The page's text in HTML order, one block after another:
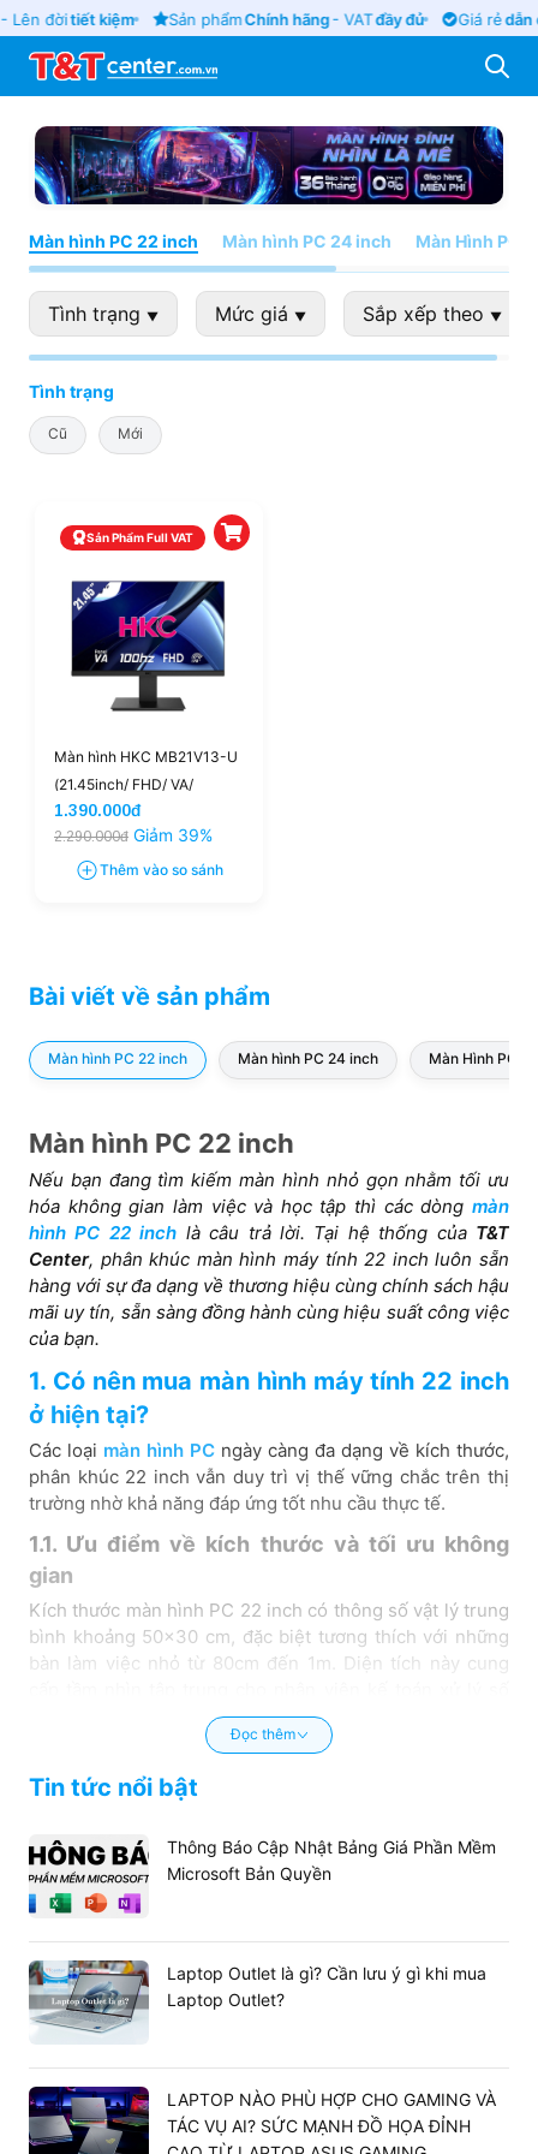
Lên đờitiết kiệm Sản phẩmChính hãng- VATđầy đủ Giá rẻdẫn
Màn hình PC 22 inch Màn hình PC 24 inch Màn Hình PC
Tình trạng ▼ Mức giá ▼ Sắp xếp theo ▼
Tình trạng
Cũ Mới
Sản Phẩm Full VAT
Màn hình HKC MB21V13-U
(21.45inch/ FHD/ VA/
100Hz/ 7 ms)
1.390.000đ
2.290.000đ Giảm 39%
Thêm vào so sánh
Bài viết về sản phẩm
Màn hình PC 22 inch Màn hình PC 24 inch Màn Hình PC
Màn hình PC 22 inch
Nếu bạn đang tìm kiếm màn hình nhỏ gọn nhằm tối ưu
hóa không gian làm việc và học tập thì các dòng màn
hình PC 22 inch là câu trả lời. Tại hệ thống của T&T
Center, phân khúc màn hình máy tính 22 inch luôn sẵn
hàng với sự đa dạng về thương hiệu cùng chính sách hậu
mãi uy tín, sẵn sàng đồng hành cùng hiệu suất công việc
của bạn.
1. Có nên mua màn hình máy tính 22 inch
ở hiện tại?
Các loại màn hình PC ngày càng đa dạng về kích thước,
phân khúc 22 inch vẫn duy trì vị thế vững chắc trên thị
trường nhờ khả năng đáp ứng tốt nhu cầu thực tế.
1.1. Ưu điểm về kích thước và tối ưu không
gian
Kích thước màn hình PC 22 inch có thông số vật lý trung
bình khoảng 50x30 cm, đặc biệt tương thích với những
bàn làm việc nhỏ từ 80cm đến 1m. Diện tích này cung
liệu liên tục hoặc học sinh học trực tuyến, giúp giảm
thiểu tình trạng mỏi mắt và mỏi cơ cổ khi phải bao quát
Đọc thêm
Tin tức nổi bật
Thông Báo Cập Nhật Bảng Giá Phần Mềm
Microsoft Bản Quyền
Laptop Outlet là gì? Cần lưu ý gì khi mua
Laptop Outlet?
LAPTOP NÀO PHÙ HỢP CHO GAMING VÀ
TÁC VỤ AI? SỨC MẠNH ĐỒ HỌA ĐỈNH